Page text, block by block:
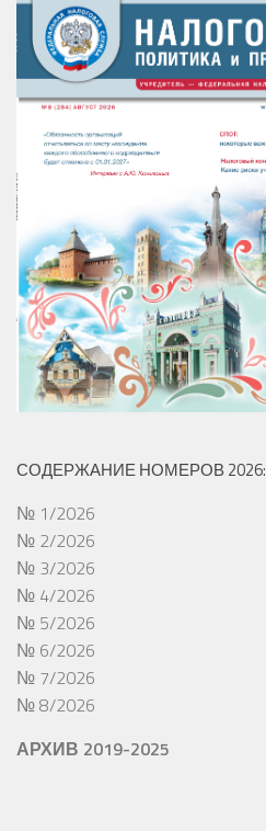
СОДЕРЖАНИЕ НОМЕРОВ 2026:
№ 1/2026
№ 2/2026
№ 3/2026
№ 4/2026
№ 5/2026
№ 6/2026
№ 7/2026
№ 8/2026
АРХИВ 2019-2025